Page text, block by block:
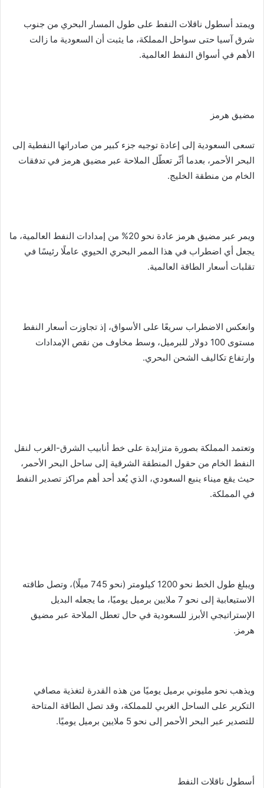
ويمتد أسطول ناقلات النفط على طول المسار البحري من جنوب
شرق آسيا حتى سواحل المملكة، ما يثبت أن السعودية ما زالت
الأهم في أسواق النفط العالمية.
مضيق هرمز
تسعى السعودية إلى إعادة توجيه جزء كبير من صادراتها النفطية إلى
البحر الأحمر، بعدما أثّر تعطّل الملاحة عبر مضيق هرمز في تدفقات
الخام من منطقة الخليج.
ويمر عبر مضيق هرمز عادة نحو 20% من إمدادات النفط العالمية، ما
يجعل أي اضطراب في هذا الممر البحري الحيوي عاملًا رئيسًا في
تقلبات أسعار الطاقة العالمية.
وانعكس الاضطراب سريعًا على الأسواق، إذ تجاوزت أسعار النفط
مستوى 100 دولار للبرميل، وسط مخاوف من نقص الإمدادات
وارتفاع تكاليف الشحن البحري.
وتعتمد المملكة بصورة متزايدة على خط أنابيب الشرق-الغرب لنقل
النفط الخام من حقول المنطقة الشرقية إلى ساحل البحر الأحمر،
حيث يقع ميناء ينبع السعودي، الذي يُعد أحد أهم مراكز تصدير النفط
في المملكة.
ويبلغ طول الخط نحو 1200 كيلومتر (نحو 745 ميلًا)، وتصل طاقته
الاستيعابية إلى نحو 7 ملايين برميل يوميًا، ما يجعله البديل
الإستراتيجي الأبرز للسعودية في حال تعطل الملاحة عبر مضيق
هرمز.
ويذهب نحو مليوني برميل يوميًا من هذه القدرة لتغذية مصافي
التكرير على الساحل الغربي للمملكة، وقد تصل الطاقة المتاحة
للتصدير عبر البحر الأحمر إلى نحو 5 ملايين برميل يوميًا.
أسطول ناقلات النفط